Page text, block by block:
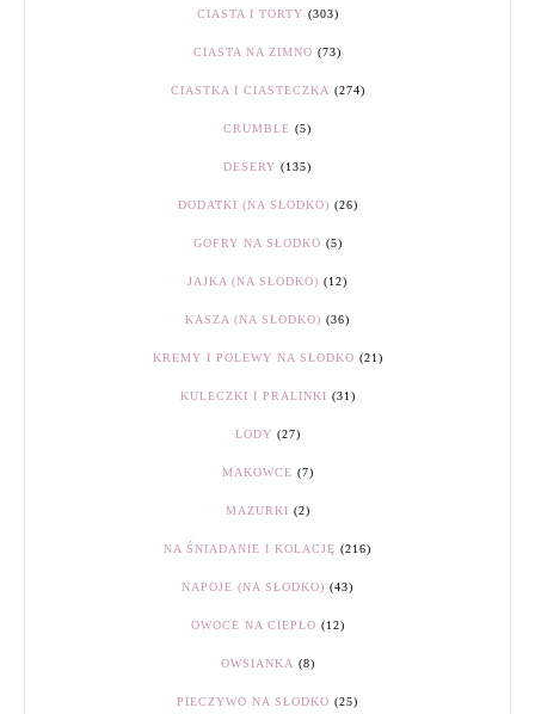
CIASTA I TORTY (303)
CIASTA NA ZIMNO (73)
CIASTKA I CIASTECZKA (274)
CRUMBLE (5)
DESERY (135)
DODATKI (NA SŁODKO) (26)
GOFRY NA SŁODKO (5)
JAJKA (NA SŁODKO) (12)
KASZA (NA SŁODKO) (36)
KREMY I POLEWY NA SŁODKO (21)
KULECZKI I PRALINKI (31)
LODY (27)
MAKOWCE (7)
MAZURKI (2)
NA ŚNIADANIE I KOLACJĘ (216)
NAPOJE (NA SŁODKO) (43)
OWOCE NA CIEPŁO (12)
OWSIANKA (8)
PIECZYWO NA SŁODKO (25)